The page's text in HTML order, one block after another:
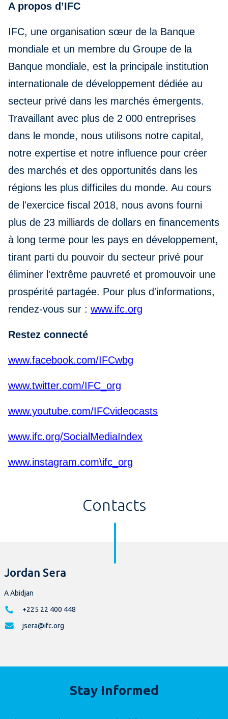
A propos d’IFC
IFC, une organisation sœur de la Banque
mondiale et un membre du Groupe de la
Banque mondiale, est la principale institution
internationale de développement dédiée au
secteur privé dans les marchés émergents.
Travaillant avec plus de 2 000 entreprises
dans le monde, nous utilisons notre capital,
notre expertise et notre influence pour créer
des marchés et des opportunités dans les
régions les plus difficiles du monde. Au cours
de l'exercice fiscal 2018, nous avons fourni
plus de 23 milliards de dollars en financements
à long terme pour les pays en développement,
tirant parti du pouvoir du secteur privé pour
éliminer l'extrême pauvreté et promouvoir une
prospérité partagée. Pour plus d'informations,
rendez-vous sur : www.ifc.org
Restez connecté
www.facebook.com/IFCwbg
www.twitter.com/IFC_org
www.youtube.com/IFCvideocasts
www.ifc.org/SocialMediaIndex
www.instagram.com\ifc_org
Contacts
Jordan Sera
A Abidjan
+225 22 400 448
jsera@ifc.org
Stay Informed